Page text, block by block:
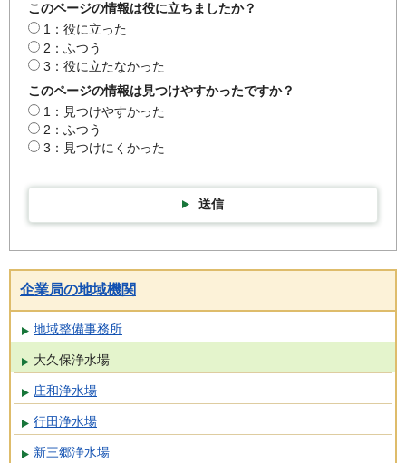
このページの情報は役に立ちましたか？
1：役に立った
2：ふつう
3：役に立たなかった
このページの情報は見つけやすかったですか？
1：見つけやすかった
2：ふつう
3：見つけにくかった
送信
企業局の地域機関
地域整備事務所
大久保浄水場
庄和浄水場
行田浄水場
新三郷浄水場